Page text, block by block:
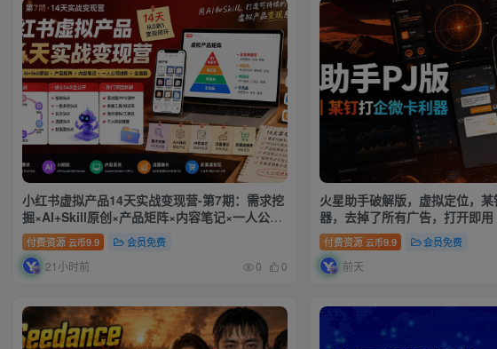
小红书虚拟产品14天实战变现营-第7期：需求挖
掘×AI+Skill原创×产品矩阵×内容笔记×一人公司
进阶×全链路
付费资源 云币9.9 会员免费
21小时前 0 0
火星助手破解版，虚拟定位，
器，去掉了所有广告，打开即用
付费资源 云币9.9 会员免费
前天